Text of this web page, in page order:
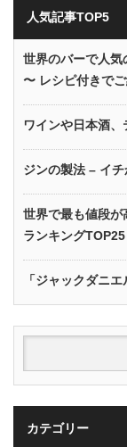
人気記事TOP5
世界のバーで人
〜 レシピ付きで
ワインや日本酒
ジンの製法 – イ
世界で最も値段
ランキングTOP25
「ジャックダニ
カテゴリー